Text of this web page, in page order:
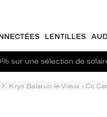
LENTILLES
sur une sélection de
Krys Balaruc-le-Vieux - Cc